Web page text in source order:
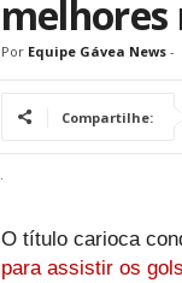
melhores
Por Equipe Gávea News-
Compartilhe:
O título carioca
para assistir os